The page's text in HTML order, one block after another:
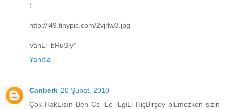
!
http://i49.tinypic.com/2vjrlw3.jpg
VanLi_bRuSly*
Yanıtla
Canberk 20 Şubat, 2010
Çok HakLısın Ben Cs iLe iLgiLi HiçBirşey biLmezken sizin